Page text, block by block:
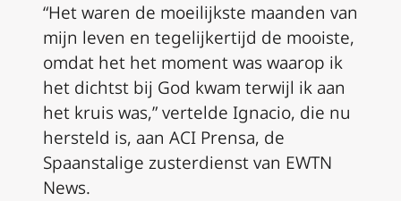
“Het waren de moeilijkste maanden van
mijn leven en tegelijkertijd de mooiste,
omdat het het moment was waarop ik
het dichtst bij God kwam terwijl ik aan
het kruis was,” vertelde Ignacio, die nu
hersteld is, aan ACI Prensa, de
Spaanstalige zusterdienst van EWTN
News.